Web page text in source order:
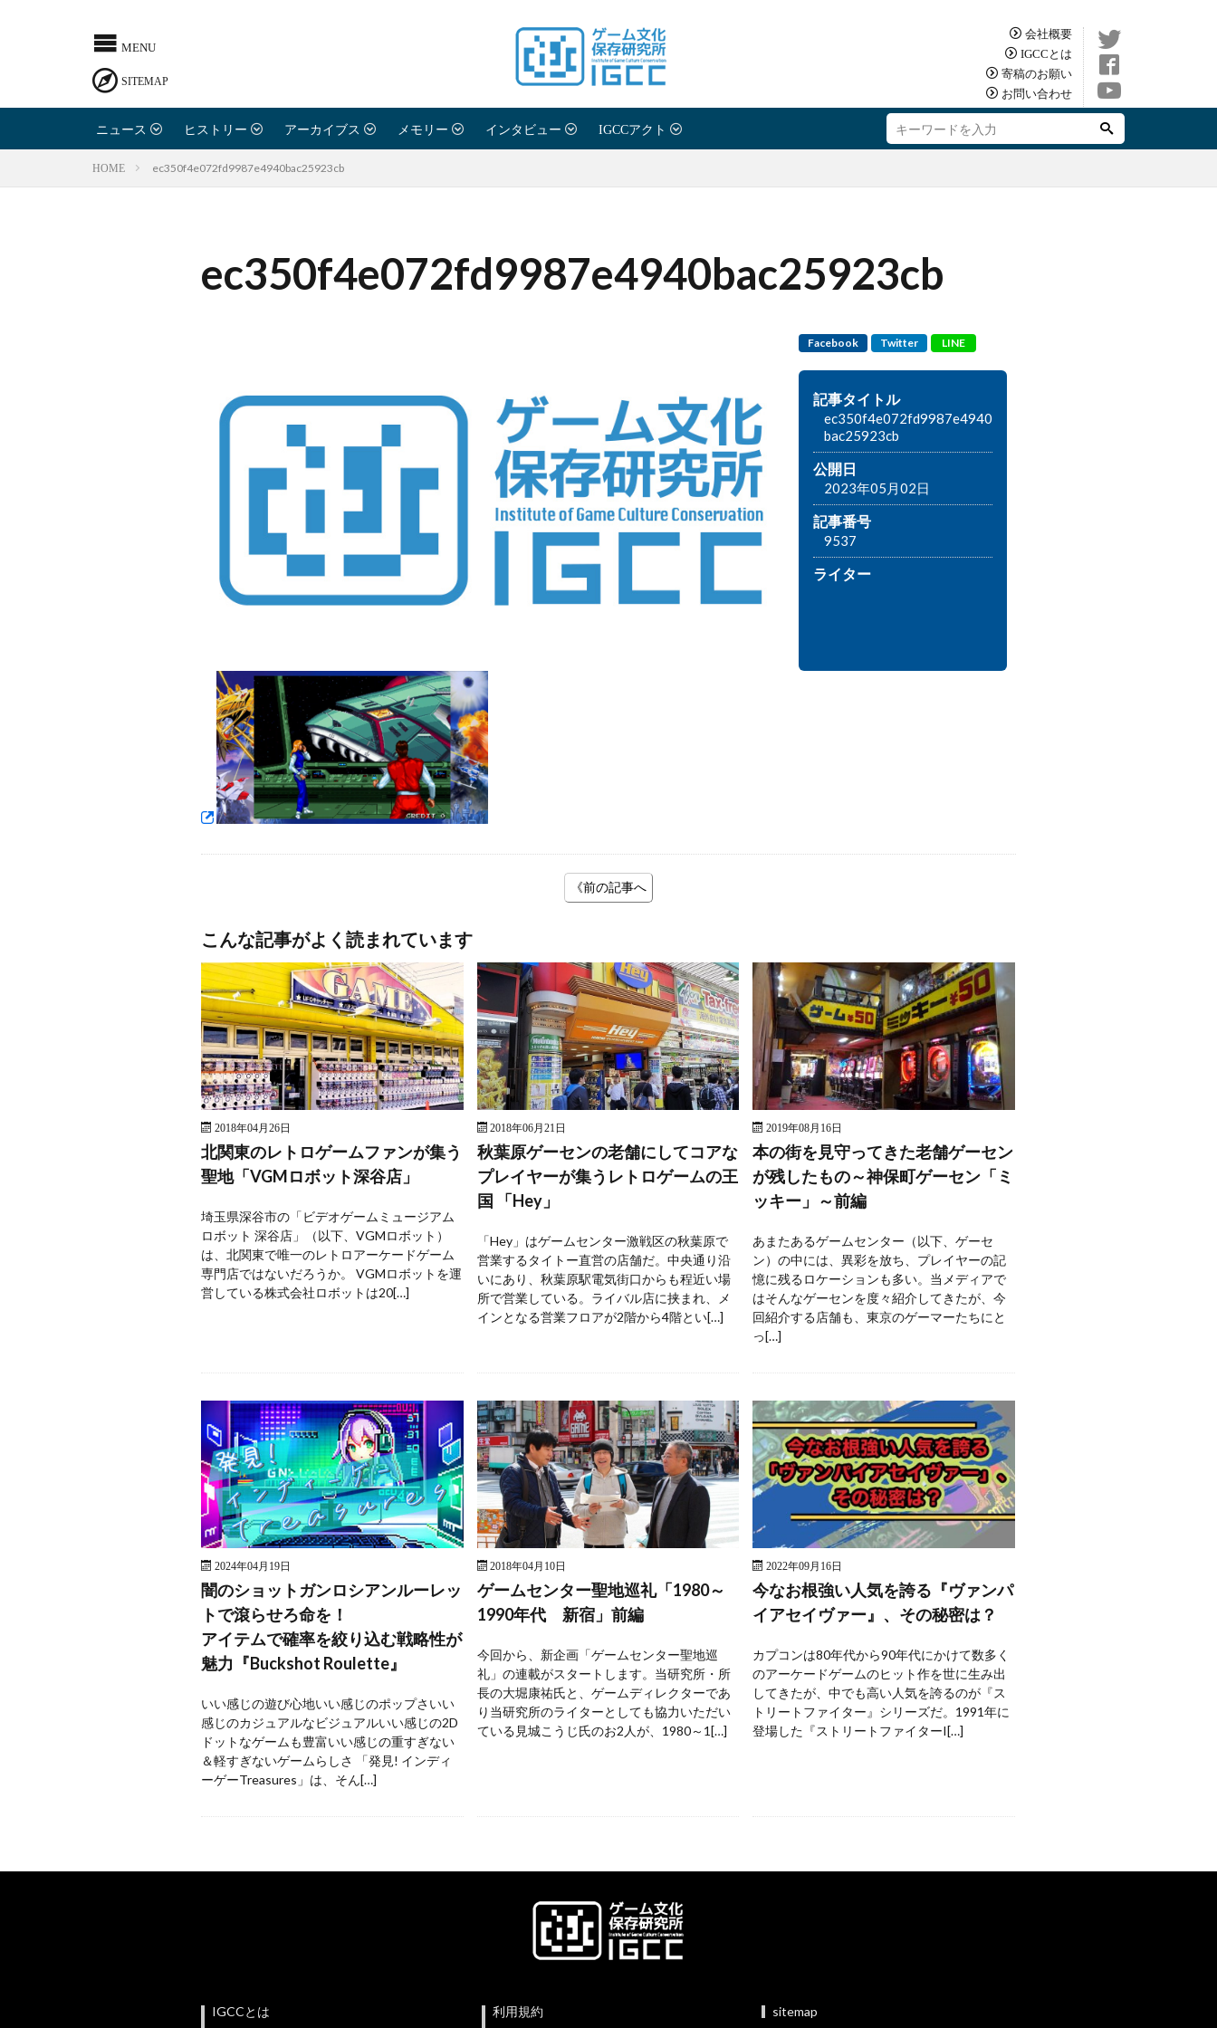
会社概要
IGCCとは
寄稿のお願い
お問い合わせ
ニュース ヒストリー アーカイブス メモリー インタビュー IGCCアクト
HOME ec350f4e072fd9987e4940bac25923cb
ec350f4e072fd9987e4940bac25923cb
Facebook Twitter LINE
記事タイトル
ec350f4e072fd9987e4940
bac25923cb
公開日
2023年05月02日
記事番号
9537
ライター
《前の記事へ
こんな記事がよく読まれています
2018年04月26日
北関東のレトロゲームファンが集う
聖地「VGMロボット深谷店」
埼玉県深谷市の「ビデオゲームミュージアム
ロボット 深谷店」（以下、VGMロボット）
は、北関東で唯一のレトロアーケードゲーム
専門店ではないだろうか。 VGMロボットを運
営している株式会社ロボットは20[…]
2018年06月21日
秋葉原ゲーセンの老舗にしてコアな
プレイヤーが集うレトロゲームの王
国 「Hey」
「Hey」はゲームセンター激戦区の秋葉原で
営業するタイトー直営の店舗だ。中央通り沿
いにあり、秋葉原駅電気街口からも程近い場
所で営業している。ライバル店に挟まれ、メ
インとなる営業フロアが2階から4階とい[…]
2019年08月16日
本の街を見守ってきた老舗ゲーセン
が残したもの～神保町ゲーセン「ミ
ッキー」～前編
あまたあるゲームセンター（以下、ゲーセ
ン）の中には、異彩を放ち、プレイヤーの記
憶に残るロケーションも多い。当メディアで
はそんなゲーセンを度々紹介してきたが、今
回紹介する店舗も、東京のゲーマーたちにと
っ[…]
2024年04月19日
闇のショットガンロシアンルーレッ
トで滾らせろ命を！
アイテムで確率を絞り込む戦略性が
魅力『Buckshot Roulette』
いい感じの遊び心地いい感じのポップさいい
感じのカジュアルなビジュアルいい感じの2D
ドットなゲームも豊富いい感じの重すぎない
＆軽すぎないゲームらしさ 「発見! インディ
ーゲーTreasures」は、そん[…]
2018年04月10日
ゲームセンター聖地巡礼「1980～
1990年代 新宿」前編
今回から、新企画「ゲームセンター聖地巡
礼」の連載がスタートします。当研究所・所
長の大堀康祐氏と、ゲームディレクターであ
り当研究所のライターとしても協力いただい
ている見城こうじ氏のお2人が、1980～1[…]
2022年09月16日
今なお根強い人気を誇る『ヴァンパ
イアセイヴァー』、その秘密は？
カプコンは80年代から90年代にかけて数多く
のアーケードゲームのヒット作を世に生み出
してきたが、中でも高い人気を誇るのが『ス
トリートファイター』シリーズだ。1991年に
登場した『ストリートファイターI[…]
IGCCとは
利用規約
sitemap